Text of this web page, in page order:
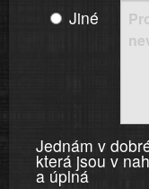
Jiné
Jednám v
která jsou v
a úplná